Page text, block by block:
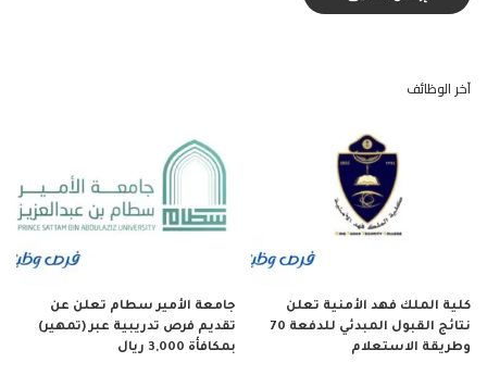
آخر الوظائف
كلية الملك فهد الأمنية تعلن
نتائج القبول المبدئي للدفعة 70
وطريقة الاستعلام
جامعة الأمير سطام تعلن عن
تقديم فرص تدريبية عبر (تمهير)
بمكافأة 3,000 ريال